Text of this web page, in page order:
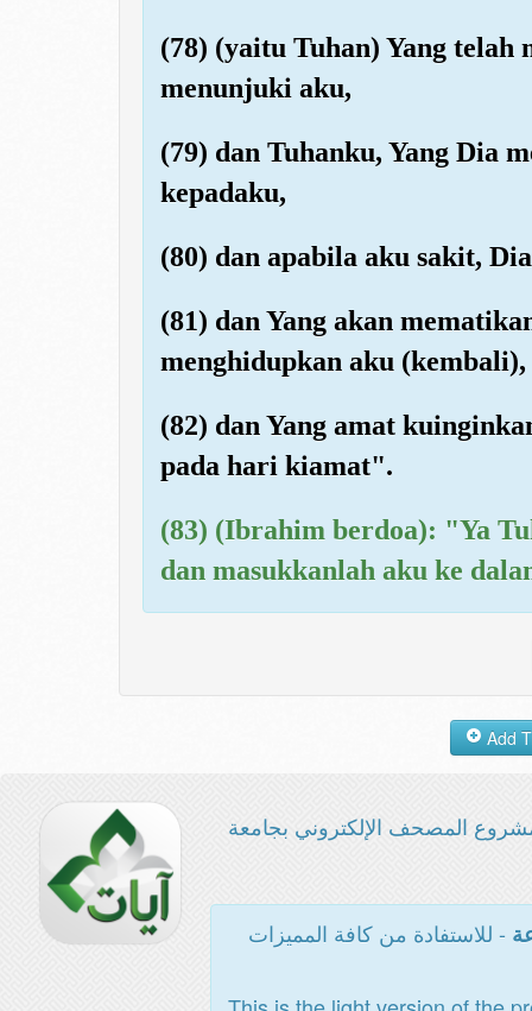
(78) (yaitu Tuhan) Yang telah
menunjuki aku,
(79) dan Tuhanku, Yang Dia
kepadaku,
(80) dan apabila aku sakit,
(81) dan Yang akan
menghidupkan aku (kembali),
(82) dan Yang amat
pada hari kiamat".
(83) (Ibrahim berdoa): "Ya
dan masukkanlah aku ke
المصحف الإلكتروني بجامعة
- للاستفادة من كافة المميزات